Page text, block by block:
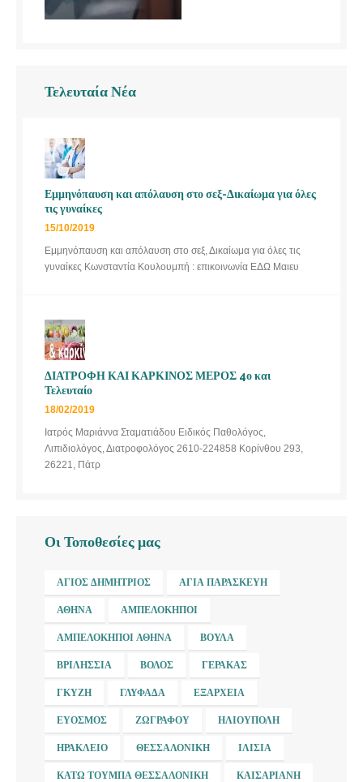
Τελευταία Νέα
Εμμηνόπαυση και απόλαυση στο σεξ-Δικαίωμα για όλες
τις γυναίκες
15/10/2019
Εμμηνόπαυση και απόλαυση στο σεξ, Δικαίωμα για όλες τις
γυναίκες Κωνσταντία Κουλουμπή : επικοινωνία ΕΔΩ Μαιευ
ΔΙΑΤΡΟΦΗ ΚΑΙ ΚΑΡΚΙΝΟΣ ΜΕΡΟΣ 4ο και
Τελευταίο
18/02/2019
Ιατρός Μαριάννα Σταματιάδου Ειδικός Παθολόγος,
Λιπιδιολόγος, Διατροφολόγος 2610-224858 Κορίνθου 293,
26221, Πάτρ
Οι Τοποθεσίες μας
ΆΓΙΟΣ ΔΗΜΉΤΡΙΟΣ ΑΓΊΑ ΠΑΡΑΣΚΕΥΉ
ΑΘΉΝΑ ΑΜΠΕΛΌΚΗΠΟΙ
ΑΜΠΕΛΌΚΗΠΟΙ ΑΘΉΝΑ ΒΟΎΛΑ
ΒΡΙΛΉΣΣΙΑ ΒΌΛΟΣ ΓΈΡΑΚΑΣ
ΓΚΎΖΗ ΓΛΥΦΆΔΑ ΕΞΆΡΧΕΙΑ
ΕΎΟΣΜΟΣ ΖΩΓΡΆΦΟΥ ΗΛΙΟΎΠΟΛΗ
ΗΡΆΚΛΕΙΟ ΘΕΣΣΑΛΟΝΊΚΗ ΙΛΊΣΙΑ
ΚΆΤΩ ΤΟΎΜΠΑ ΘΕΣΣΑΛΟΝΊΚΗ ΚΑΙΣΑΡΙΑΝΉ